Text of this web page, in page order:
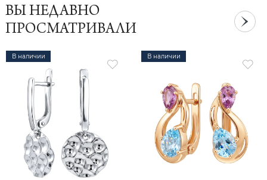
ВЫ НЕДАВНО
ПРОСМАТРИВАЛИ
В наличии В наличии